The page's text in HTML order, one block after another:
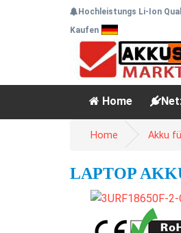
Hochleistungs Li-Ion
Kaufen
Home
Home Akku
LAPTOP